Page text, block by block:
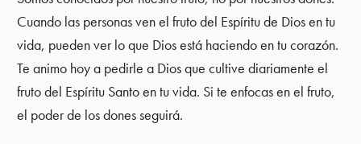
Cuando las personas ven el fruto del Espíritu de Dios en tu
vida, pueden ver lo que Dios está haciendo en tu corazón.
Te animo hoy a pedirle a Dios que cultive diariamente el
fruto del Espíritu Santo en tu vida. Si te enfocas en el fruto,
el poder de los dones seguirá.